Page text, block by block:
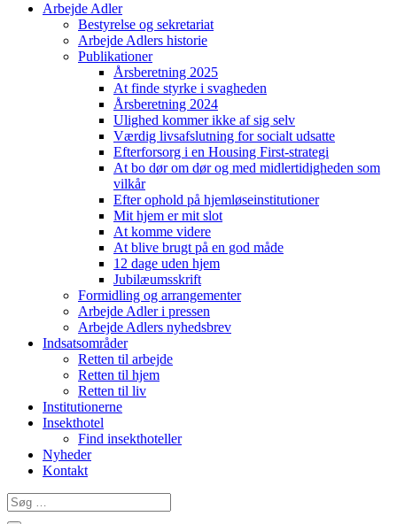
Arbejde Adler
Bestyrelse og sekretariat
Arbejde Adlers historie
Publikationer
Årsberetning 2025
At finde styrke i svagheden
Årsberetning 2024
Ulighed kommer ikke af sig selv
Værdig livsafslutning for socialt udsatte
Efterforsorg i en Housing First-strategi
At bo dør om dør og med midlertidigheden som
vilkår
Efter ophold på hjemløseinstitutioner
Mit hjem er mit slot
At komme videre
At blive brugt på en god måde
12 dage uden hjem
Jubilæumsskrift
Formidling og arrangementer
Arbejde Adler i pressen
Arbejde Adlers nyhedsbrev
Indsatsområder
Retten til arbejde
Retten til hjem
Retten til liv
Institutionerne
Insekthotel
Find insekthoteller
Nyheder
Kontakt
Søg
…